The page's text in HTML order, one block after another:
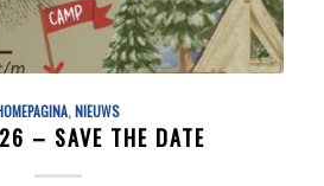
,NIEUWS
– SAVE THE DATE